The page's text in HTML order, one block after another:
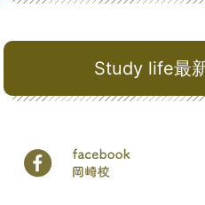
Study life最